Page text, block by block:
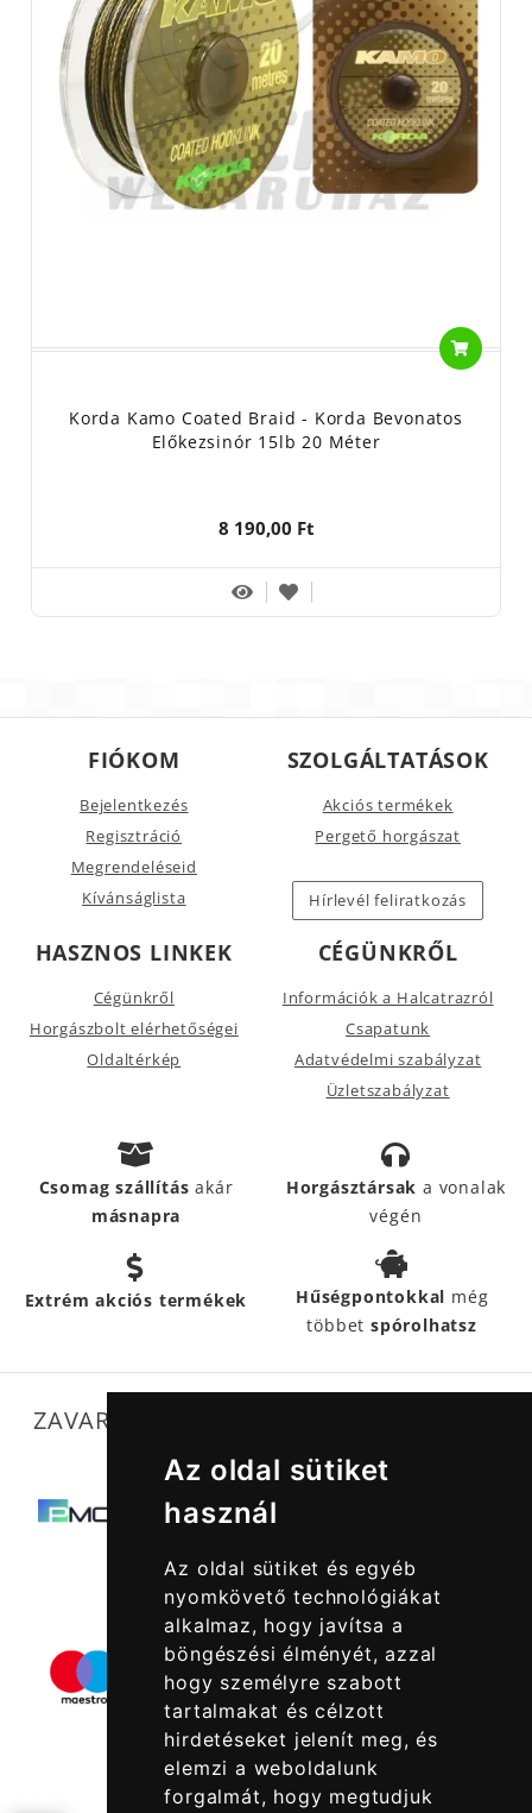
Az oldal sütiket
használ
Az oldal sütiket és egyéb
nyomkövető technológiákat
alkalmaz, hogy javítsa a
böngészési élményét, azzal
hogy személyre szabott
tartalmakat és célzott
hirdetéseket jelenít meg, és
elemzi a weboldalunk
forgalmát, hogy megtudjuk
Korda Kamo Coated Braid - Korda Bevonatos
Előkezsinór 15lb 20 Méter
8 190,00 Ft
FIÓKOM
Bejelentkezés
Regisztráció
Megrendeléseid
Kívánságlista
SZOLGÁLTATÁSOK
Akciós termékek
Pergető horgászat
Hírlevél feliratkozás
HASZNOS LINKEK
Cégünkről
Horgászbolt elérhetőségei
Oldaltérkép
CÉGÜNKRŐL
Információk a Halcatrazról
Csapatunk
Adatvédelmi szabályzat
Üzletszabályzat
Csomag szállításakár
másnapra
Horgásztársak a vonalak
végén
Extrém akciós termékek Hűségpontokkal még
többetspórolhatsz
ZAVARTALAN MŰKÖDÉSÜNKET SEGÍTIK